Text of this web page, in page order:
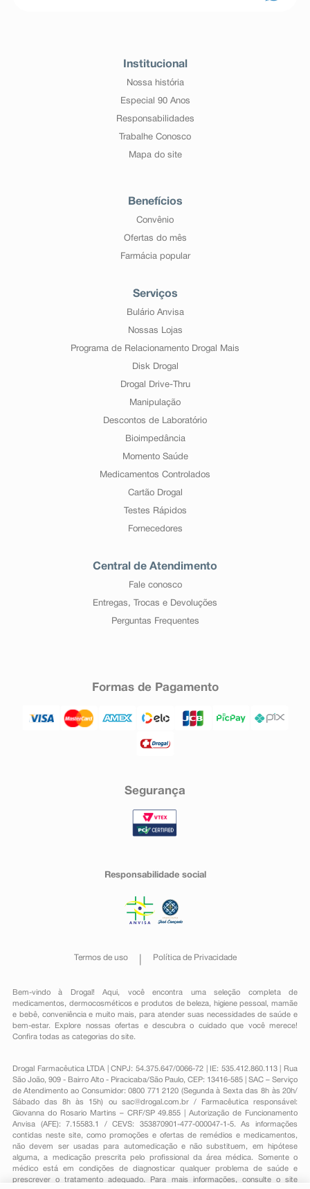
Institucional
Nossa história
Especial 90 Anos
Responsabilidades
Trabalhe Conosco
Mapa do site
Benefícios
Convênio
Ofertas do mês
Farmácia popular
Serviços
Bulário Anvisa
Nossas Lojas
Programa de Relacionamento Drogal Mais
Disk Drogal
Drogal Drive-Thru
Manipulação
Descontos de Laboratório
Bioimpedância
Momento Saúde
Medicamentos Controlados
Cartão Drogal
Testes Rápidos
Fornecedores
Central de Atendimento
Fale conosco
Entregas, Trocas e Devoluções
Perguntas Frequentes
Formas de Pagamento
Segurança
Responsabilidade social
Termos de uso Política de Privacidade
Bem-vindo à Drogal! Aqui, você encontra uma seleção completa de
medicamentos , dermocosméticos e produtos de beleza, higiene pessoal ,mamãe
e bebê, conveniênciae muito mais, para atender suas necessidades de saúde e
bem-estar. Explore nossas ofertas e descubra o cuidado que você merece!
Confira todas as categorias do site.
Drogal Farmacêutica LTDA | CNPJ: 54.375.647/0066-72 | IE: 535.412.860.113 | Rua
São João, 909 - Bairro Alto - Piracicaba/São Paulo, CEP: 13416-585 | SAC – Serviço
de Atendimento ao Consumidor: 0800 771 2120 (Segunda à Sexta das 8h às 20h/
Sábado das 8h às 15h) ou sac@drogal.com.br/ Farmacêutica responsável:
Giovanna do Rosario Martins – CRF/SP 49.855 | Autorização de Funcionamento
Anvisa (AFE): 7.15583.1 / CEVS: 353870901-477-000047-1-5. As informações
contidas neste site, como promoções e ofertas de remédios e medicamentos,
não devem ser usadas para automedicação e não substituem, em hipótese
alguma, a medicação prescrita pelo profissional da área médica. Somente o
médico está em condições de diagnosticar qualquer problema de saúde e
prescrever o tratamento adequado. Para mais informações, consulte o site